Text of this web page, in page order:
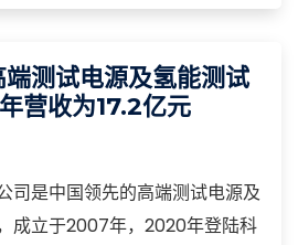
造执行系统（MES）等核心品
织、食品、医药等流程工业领
测试电源及氢能测试
营收为17.2亿元
司是中国领先的高端测试电源及
成立于2007年，2020年登陆科